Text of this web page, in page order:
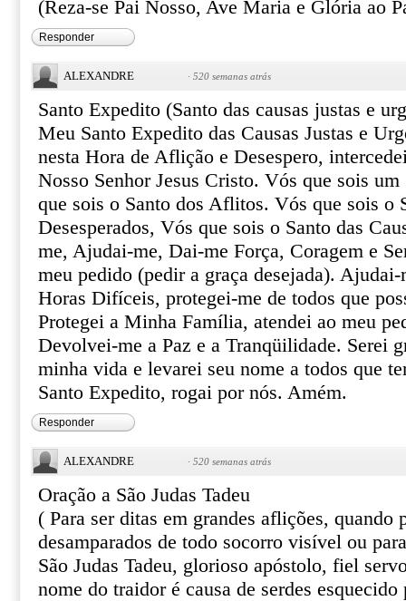
(Reza-se Pai Nosso, Ave Maria e Glória ao
Responder
ALEXANDRE · 520 semanas atrás
Santo Expedito (Santo das causas justas e
Meu Santo Expedito das Causas Justas e
nesta Hora de Aflição e Desespero,
Nosso Senhor Jesus Cristo. Vós que sois
que sois o Santo dos Aflitos. Vós que sois o
Desesperados, Vós que sois o Santo das
me, Ajudai-me, Dai-me Força, Coragem e
meu pedido (pedir a graça desejada). Ajudai-
Horas Difíceis, protegei-me de todos que
Protegei a Minha Família, atendei ao meu
Devolvei-me a Paz e a Tranqüilidade. Serei
minha vida e levarei seu nome a todos que
Santo Expedito, rogai por nós. Amém.
Responder
ALEXANDRE · 520 semanas atrás
Oração a São Judas Tadeu
( Para ser ditas em grandes aflições, quando
desamparados de todo socorro visível ou
São Judas Tadeu, glorioso apóstolo, fiel
nome do traidor é causa de serdes